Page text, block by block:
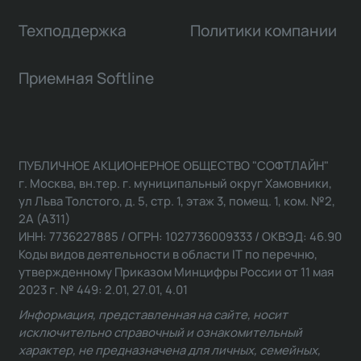
Техподдержка Политики компании
Приемная Softline
ПУБЛИЧНОЕ АКЦИОНЕРНОЕ ОБЩЕСТВО "СОФТЛАЙН"
г. Москва, вн.тер. г. муниципальный округ Хамовники,
ул Льва Толстого, д. 5, стр. 1, этаж 3, помещ. 1, ком. №2,
2А (А311)
ИНН: 7736227885 / ОГРН: 1027736009333 / ОКВЭД: 46.90
Коды видов деятельности в области IT по перечню,
утвержденному Приказом Минцифры России от 11 мая
2023 г. № 449: 2.01, 27.01, 4.01
Информация, представленная на сайте, носит
исключительно справочный и ознакомительный
характер, не предназначена для личных, семейных,